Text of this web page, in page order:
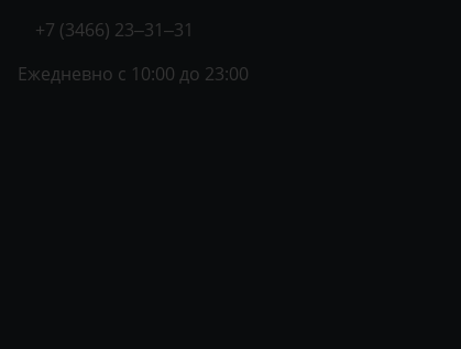
+7 (3466) 23‒31‒31
Ежедневно с 10:00 до 23:00